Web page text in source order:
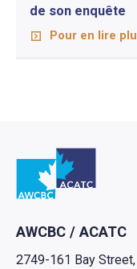
de son enquête
Pour en lire
Retour à
AWCBC / ACATC
2749-161 Bay